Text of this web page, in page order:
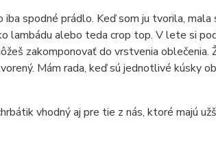
spodné prádlo. Keď som ju tvorila,
lambádu alebo teda crop top. V lete si
zakomponovať do vrstvenia
Mám rada, keď sú jednotlivé kúsky
vhodný aj pre tie z nás, ktoré majú